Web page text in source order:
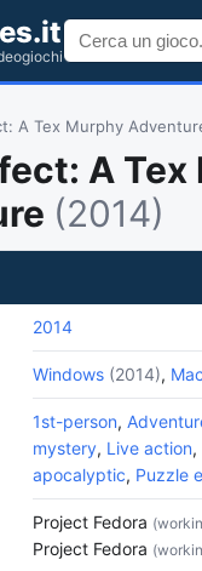
A Tex Murphy
A Tex
(2014)
2014
Windows (2014),
1st-person,
mystery, Live action,
apocalyptic, Puzzle
Project Fedora
Project Fedora